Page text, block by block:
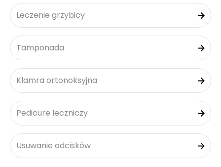
Leczenie grzybicy
Tamponada
Klamra ortonoksyjna
Pedicure leczniczy
Usuwanie odcisków